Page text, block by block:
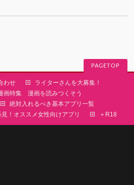
PAGETOP
わせ
ライターさんを大募集！
画特集 漫画を読みつくそう
絶対入れるべき基本アプリ一覧
見！オススメ女性向けアプリ ＋R18